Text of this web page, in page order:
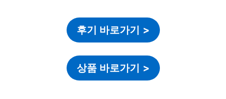
후기 바로가기 >
상품 바로가기 >